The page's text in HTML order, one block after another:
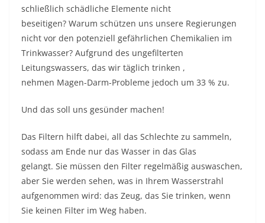
schließlich schädliche Elemente nicht
beseitigen? Warum schützen uns unsere Regierungen
nicht vor den potenziell gefährlichen Chemikalien im
Trinkwasser? Aufgrund des ungefilterten
Leitungswassers, das wir täglich trinken ,
nehmen Magen-Darm-Probleme jedoch um 33 % zu.
Und das soll uns gesünder machen!
Das Filtern hilft dabei, all das Schlechte zu sammeln,
sodass am Ende nur das Wasser in das Glas
gelangt. Sie müssen den Filter regelmäßig auswaschen,
aber Sie werden sehen, was in Ihrem Wasserstrahl
aufgenommen wird: das Zeug, das Sie trinken, wenn
Sie keinen Filter im Weg haben.